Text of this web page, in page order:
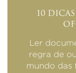
10
Ler
regra de
mundo das